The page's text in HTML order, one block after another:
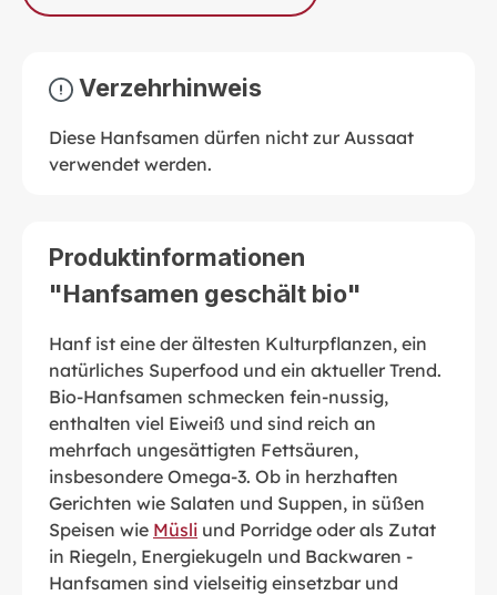
Verzehrhinweis
Diese Hanfsamen dürfen nicht zur Aussaat
verwendet werden.
Produktinformationen
"Hanfsamen geschält bio"
Hanf ist eine der ältesten Kulturpflanzen, ein
natürliches Superfood und ein aktueller Trend.
Bio-Hanfsamen schmecken fein-nussig,
enthalten viel Eiweiß und sind reich an
mehrfach ungesättigten Fettsäuren,
insbesondere Omega-3. Ob in herzhaften
Gerichten wie Salaten und Suppen, in süßen
Speisen wie Müsli und Porridge oder als Zutat
in Riegeln, Energiekugeln und Backwaren -
Hanfsamen sind vielseitig einsetzbar und